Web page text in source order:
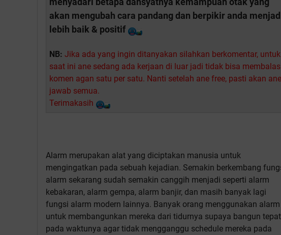
akan mengubah cara pandang dan berpikir anda
lebih baik & positif
NB: Jika ada yang ingin ditanyakan silahkan berkomentar, untuk
saat ini ane sedang ada kerjaan di luar jadi tidak bisa membalas
komen agan satu per satu. Nanti setelah ane free, pasti akan ane
jawab semua.
Terimakasih
Alarm merupakan alat yang diciptakan manusia untuk
mengingatkan pada sebuah kejadian. Semakin berkembang
alarm sekarang sudah semakin canggih menjadi seperti alarm
kebakaran, alarm gempa, alarm banjir, dan masih banyak lagi
fungsi alarm modern lainnya. Banyak orang menggunakan alarm
untuk membangunkan mereka dari tidurnya supaya bangun tepat
pada waktunya agar tidak mengganggu schedule mereka pada